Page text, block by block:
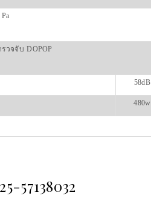
วจจับ DOPOP
58dB
480w
57138032